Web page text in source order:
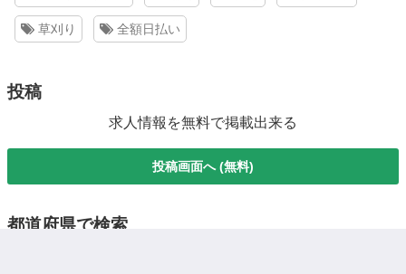
草刈り 全額日払い
投稿
求人情報を無料で掲載出来る
投稿画面へ (無料)
都道府県で検索